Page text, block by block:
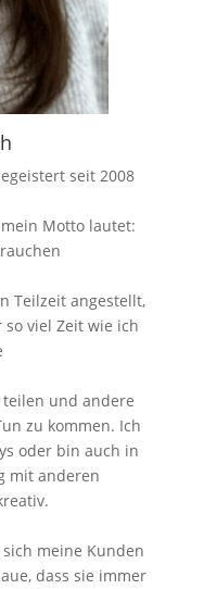
seit 2008
Motto lautet:
Teilzeit angestellt,
viel Zeit wie ich
teilen und andere
zu kommen. Ich
oder bin auch in
mit anderen
meine Kunden
dass sie immer